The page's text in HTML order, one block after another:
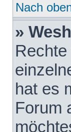
Nach
»
hat es
Forum